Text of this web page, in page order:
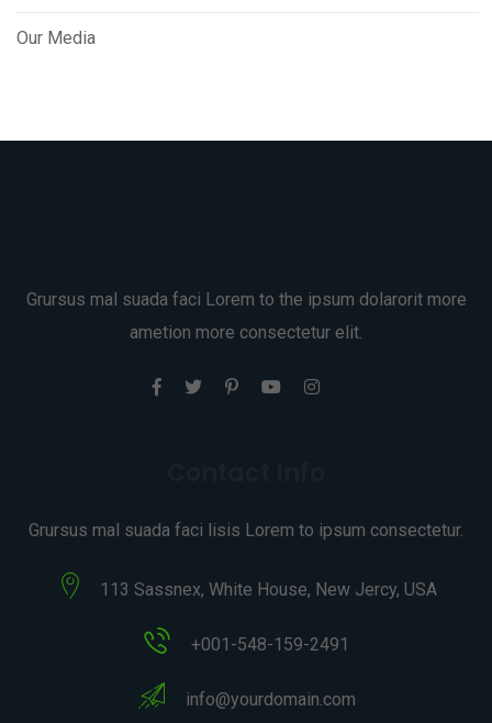
Our Media
Grursus mal suada faci Lorem to the ipsum dolarorit more
ametion more consectetur elit.
Grursus mal suada faci lisis Lorem to ipsum consectetur.
113 Sassnex, White House, New Jercy, USA
+001-548-159-2491
info@yourdomain.com